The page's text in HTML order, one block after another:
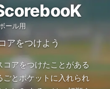
ール用
アをつけよう
アをつけたことがある
とポケットに入れられ